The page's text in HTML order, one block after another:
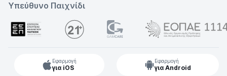
Υπεύθυνο Παιχνίδι
Εφαρμογή
για iOS
Εφαρμογή
για Android